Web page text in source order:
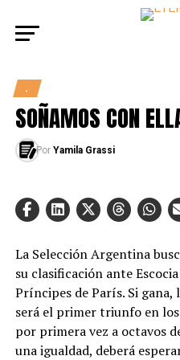
.
SOÑAMOS CON
Por Yamila Grassi
La Selección Argentina
su clasificación ante
Príncipes de París. Si
será el primer triunfo en
por primera vez a octavos
una igualdad, deberá